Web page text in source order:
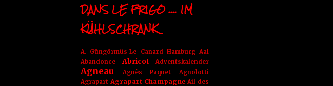
DANS LE FRIGO .... IM
KÜHLSCHRANK
A. Güngörmüs-Le Canard Hamburg Aal
Abandonce
Abricot Adventskalender
Agneau Agnès Paquet
Agnolotti
Agrapart Agrapart Champagne Ail des